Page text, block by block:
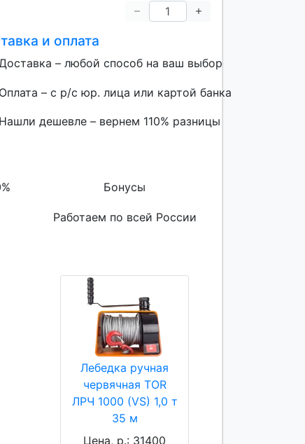
и оплата
– любой способ на ваш выбор
Оплата – с р/с юр. лица или картой банка
Нашли дешевле – вернем 110% разницы
Бонусы
Работаем по всей России
Лебедка ручная
червячная TOR
ЛРЧ 1000 (VS) 1,0 т
35 м
Цена, р.: 31400